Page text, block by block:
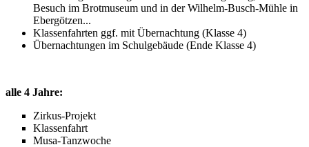
Besuch im Brotmuseum und in der Wilhelm-Busch-Mühle in
Ebergötzen...
Klassenfahrten ggf. mit Übernachtung (Klasse 4)
Übernachtungen im Schulgebäude (Ende Klasse 4)
alle 4 Jahre:
Zirkus-Projekt
Klassenfahrt
Musa-Tanzwoche